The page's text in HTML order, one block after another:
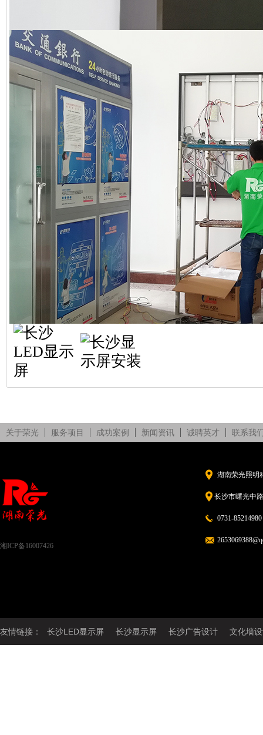
关于荣光 服务项目 成功案例 新闻资讯 诚聘英才 联系我
湘ICP备16007426
湖南荣光照明
长沙市曙光中
0731-85214980
友情链接： 长沙LED显示屏 长沙显示屏 长沙广告设计 文化墙